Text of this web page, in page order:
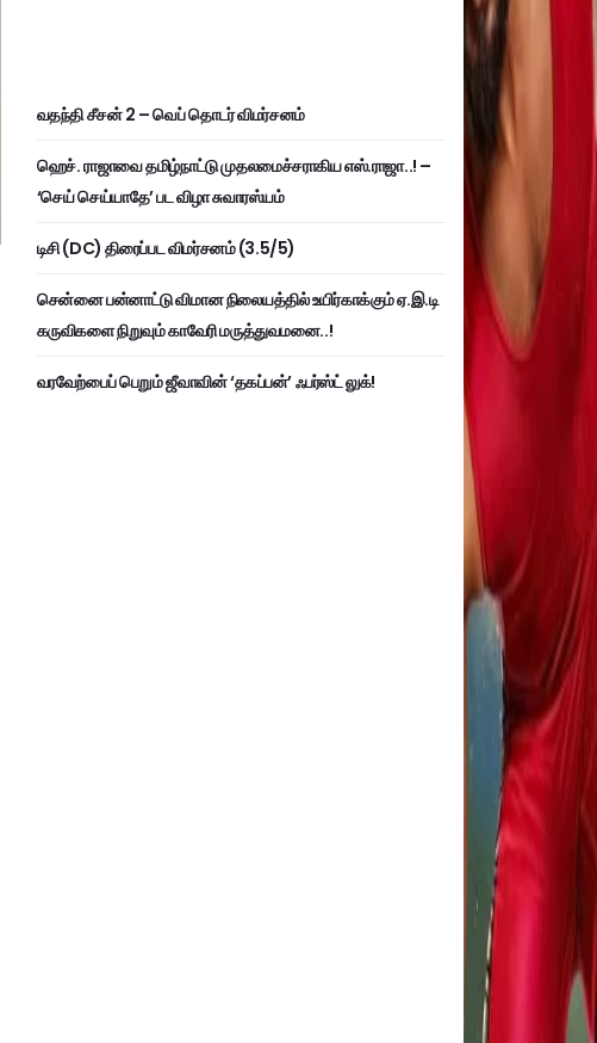
வதந்தி சீசன் 2 – வெப் தொடர் விமர்சனம்
ஹெச். ராஜாவை தமிழ்நாட்டு முதலமைச்சராகிய எஸ்.ராஜா..! –
‘செய் செய்யாதே’ பட விழா சுவாரஸ்யம்
டிசி (DC) திரைப்பட விமர்சனம் (3.5/5)
சென்னை பன்னாட்டு விமான நிலையத்தில் உயிர்காக்கும் ஏ.இ.டி
கருவிகளை நிறுவும் காவேரி மருத்துவமனை..!
வரவேற்பைப் பெறும் ஜீவாவின் ‘தகப்பன்’ ஃபர்ஸ்ட் லுக்!